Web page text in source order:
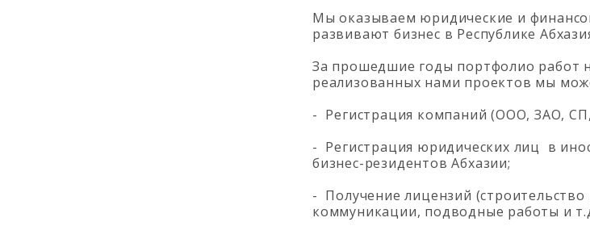
Мы оказываем юридические и
развивают бизнес в Республике
За прошедшие годы портфолио работ
реализованных нами проектов мы
- Регистрация компаний (ООО, ЗАО,
- Регистрация юридических лиц в
бизнес-резидентов Абхазии;
- Получение лицензий
коммуникации, подводные работы и